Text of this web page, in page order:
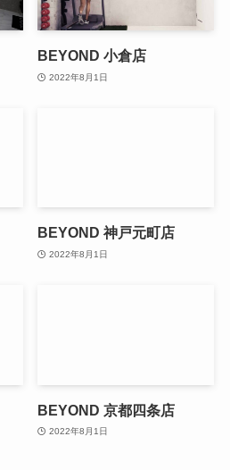
BEYOND 小倉店
2022年8月1日
BEYOND 神戸元町店
2022年8月1日
BEYOND 京都四条店
2022年8月1日